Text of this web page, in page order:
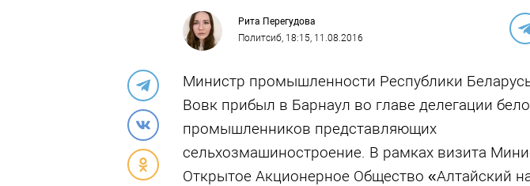
Рита Перегудова
Политсиб, 18:15, 11.08.2016
Министр промышленности Республики
Вовк прибыл в Барнаул во главе делегации
промышленников представляющих
сельхозмашиностроение. В рамках визита
Открытое Акционерное Общество «Алтайский